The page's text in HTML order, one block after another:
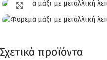
Click to enlarge
Σχετικά προϊόντα